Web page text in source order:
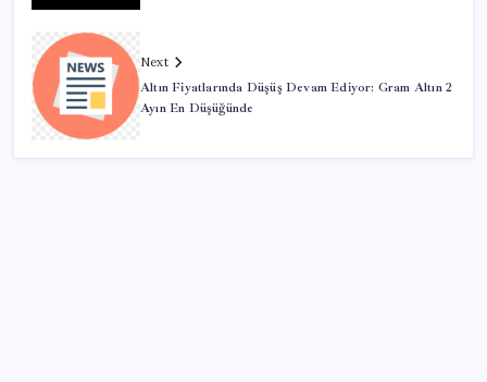
Next
Altın Fiyatlarında Düşüş Devam Ediyor: Gram Altın 2
Ayın En Düşüğünde